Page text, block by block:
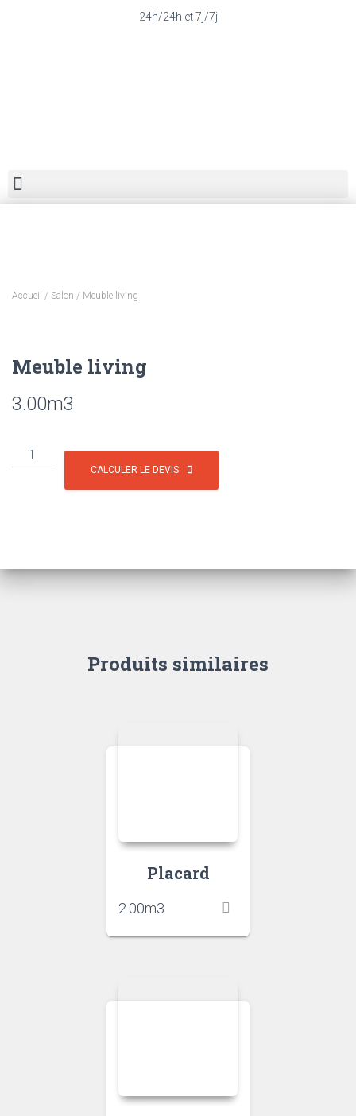
24h/24h et 7j/7j
Accueil / Salon / Meuble living
Meuble living
3.00m3
CALCULER LE DEVIS
Produits similaires
Placard
2.00m3